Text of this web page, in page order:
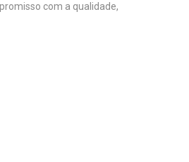
com a qualidade,